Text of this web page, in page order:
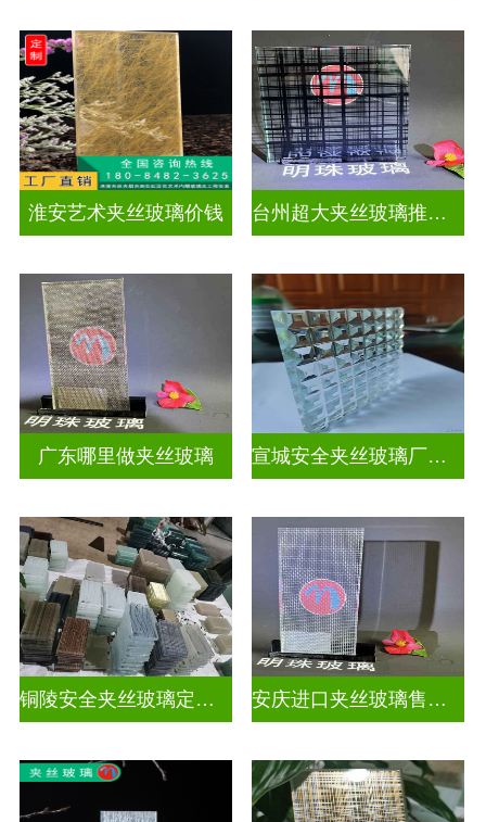
淮安艺术夹丝玻璃价钱 台州超大夹丝玻璃推荐货源
广东哪里做夹丝玻璃 宣城安全夹丝玻璃厂家联系电话
铜陵安全夹丝玻璃定做电话 安庆进口夹丝玻璃售价多少